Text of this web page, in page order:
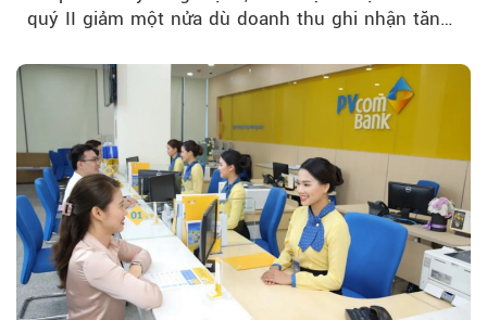
quý II giảm một nửa dù doanh thu ghi nhận tăng